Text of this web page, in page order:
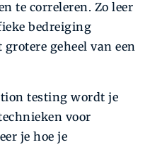
te correleren. Zo leer
bedreiging
geheel van een
testing wordt je
voor
je hoe je